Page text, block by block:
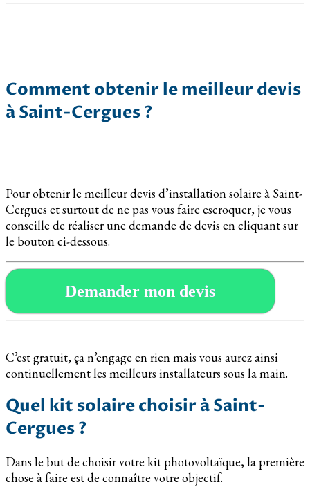
Comment obtenir le meilleur devis
à Saint-Cergues ?
Pour obtenir le meilleur devis d’installation solaire à Saint-
Cergues et surtout de ne pas vous faire escroquer, je vous
conseille de réaliser une demande de devis en cliquant sur
le bouton ci-dessous.
Demander mon devis
C’est gratuit, ça n’engage en rien mais vous aurez ainsi
continuellement les meilleurs installateurs sous la main.
Quel kit solaire choisir à Saint-
Cergues ?
Dans le but de choisir votre kit photovoltaïque, la première
chose à faire est de connaître votre objectif.